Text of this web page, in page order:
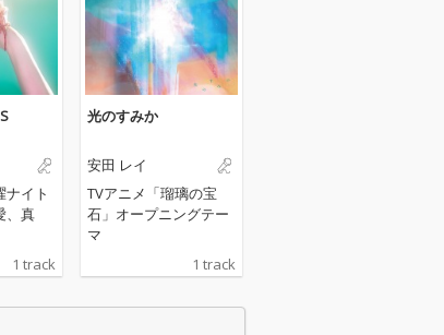
ナイト
、真
1 track
光のすみか
安田 レイ
TVアニメ「瑠璃の宝
石」オープニングテー
マ
1 track